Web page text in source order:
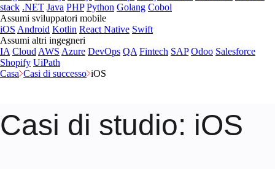
stack .NET Java PHP Python Golang Cobol
Assumi sviluppatori mobile
iOS Android Kotlin React Native Swift
Assumi altri ingegneri
IA Cloud AWS Azure DevOps QA Fintech SAP Odoo Salesforce
Shopify UiPath
Casa Casi di successo iOS
Casi di studio: iOS